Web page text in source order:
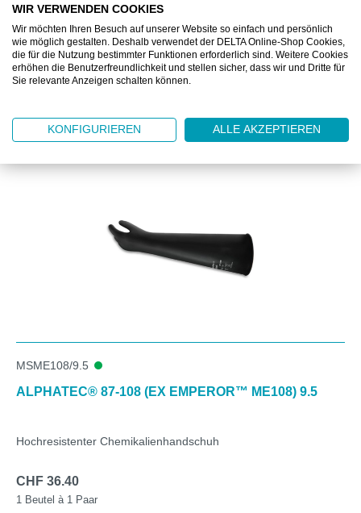
DOWNLOAD
Produktgalerie überspringen
Kunden kauften auch
MSME108/9.5
ALPHATEC® 87-108 (EX EMPEROR™ ME108) 9.5
Hochresistenter Chemikalienhandschuh
CHF 36.40
1 Beutel à 1 Paar
WIR VERWENDEN COOKIES
Wir möchten Ihren Besuch auf unserer Website so einfach und persönlich
wie möglich gestalten. Deshalb verwendet der DELTA Online-Shop Cookies,
die für die Nutzung bestimmter Funktionen erforderlich sind. Weitere Cookies
erhöhen die Benutzerfreundlichkeit und stellen sicher, dass wir und Dritte für
Sie relevante Anzeigen schalten können.
KONFIGURIEREN ALLE AKZEPTIEREN